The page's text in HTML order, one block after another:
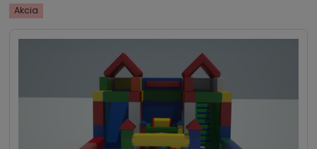
Akcia